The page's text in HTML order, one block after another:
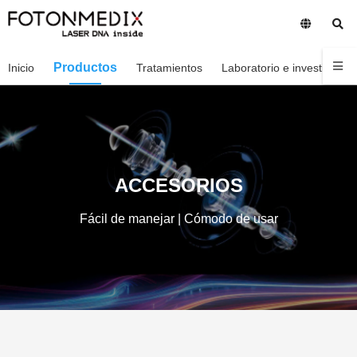
Inicio Productos Tratamientos Laboratorio e investigación
ACCESORIOS
Fácil de manejar | Cómodo de usar